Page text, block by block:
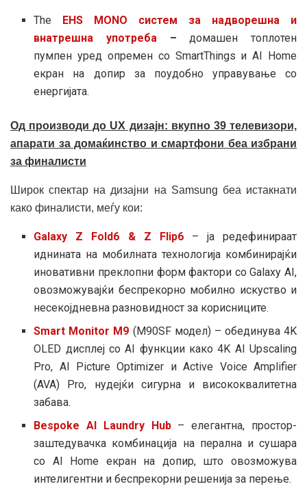
The
EHS MONO систем за надворешна и
внатрешна употреба–домашен топлотен
пумпен уред опремен со SmartThings и AI Home
екран на допир за поудобно управување со
енергијата.
Од производи до UX дизајн: вкупно 39 телевизори,
апарати за домаќинство и смартфони беа избрани
за финалисти
Широк спектар на дизајни на Samsung беа истакнати
како финалисти, меѓу кои:
Galaxy Z Fold6 & Z Flip6– ја редефинираат
иднината на мобилната технологија комбинирајќи
иновативни преклопни форм фактори со Galaxy AI,
овозможувајќи беспрекорно мобилно искуство и
несекојдневна разновидност за корисниците.
Smart Monitor M9 (M90SF модел) – обединува 4K
OLED дисплеј со AI функции како 4K AI Upscaling
Pro, AI Picture Optimizer и Active Voice Amplifier
(AVA) Pro, нудејќи сигурна и висококвалитетна
забава.
Bespoke AI Laundry Hub– елегантна, простор-
заштедувачка комбинација на перална и сушара
со AI Home екран на допир, што овозможува
интелигентни и беспрекорни решенија за перење.